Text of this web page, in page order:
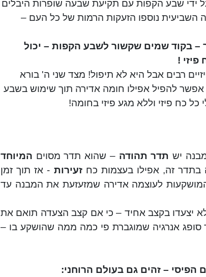
ידי שבע הקפות עם תקיעת שבעה שופרות היבלים
נוספו הזעקות הרמות של כל העם –
– בקוד שמים שקשור לשבע הקפות – יכול
פיזי !
רבים אבל היא לא תיפול! מצד שני ה' בורא
אפשר להפיל אפילו חומה אדירה תוך שימוש בשבע
כל כח פיזי וללא מגע פיזי בחומה!
יש תדר תהודה – שהוא תדר מסוים המיוחד
זה, אפילו בעצמות כח זעירות - אז תוך זמן
לעוצמה אדירה שמזעזעת את המבנה עד
יצעדו בקצב אחיד – כי אם קצב הצעדה תואם את
אנרגיה שמוגברת פי כמה ממה שהושקע בו –
הפיסי – זהים גם בעולם הרוחני: